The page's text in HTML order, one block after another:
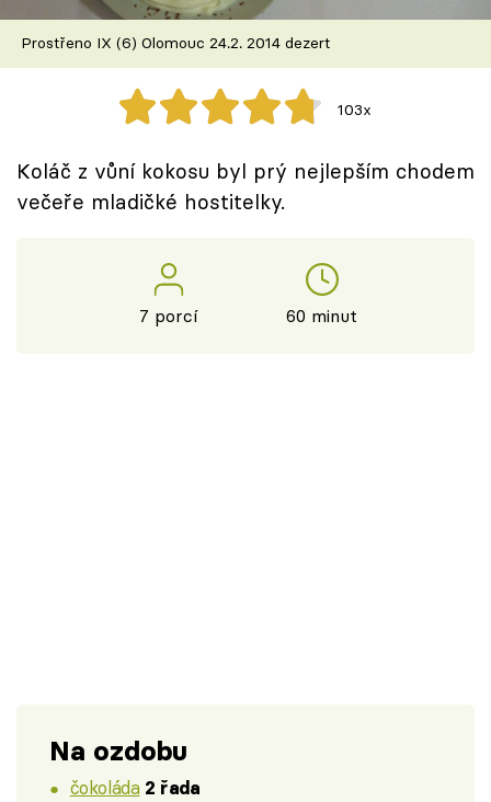
Škola vaření
Recepty z TV
Speciál: Cuketa
Těhotnej kuchař
Přihlášení
Prostřeno IX (6) Olomouc 24.2. 2014 dezert
103x
Koláč z vůní kokosu byl prý nejlepším chodem
večeře mladičké hostitelky.
7 porcí 60 minut
Na ozdobu
čokoláda 2 řada